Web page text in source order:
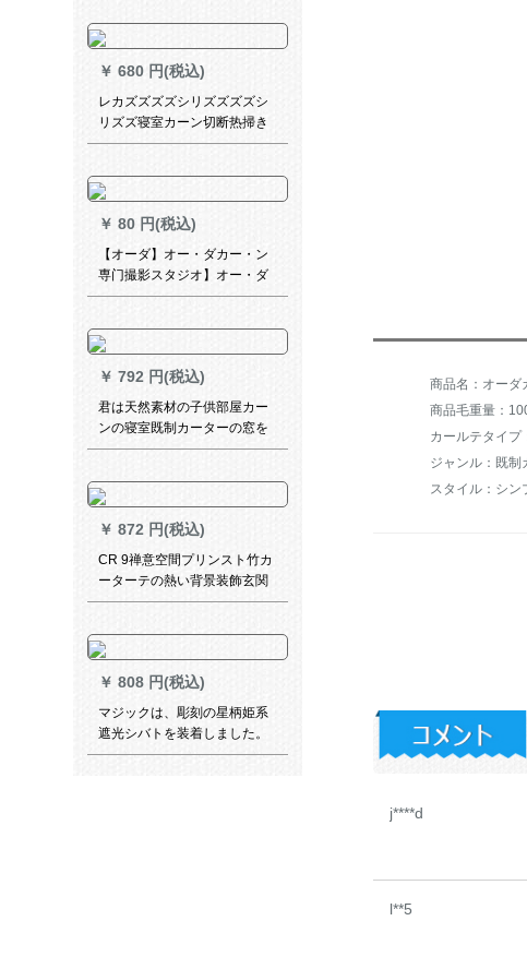
ステムシステム寝室ビエング
男の子部屋出窓つぎわわわわ
帆船-布ka teon 1メートル幅専
门撮影
￥ 680 円(税込)
レカズズズズシリズズズズシ
リズズ寝室カーン切断热掃き
出窓寝室出窓白纱2.5メトル幅
￥ 80 円(税込)
【オーダ】オー・ダカー・ン
専门撮影スタジオ】オー・ダ
カン専门撮影10元
￥ 792 円(税込)
君は天然素材の子供部屋カー
ンの寝室既制カーターの窓を
遮光した韩式姫系男の子の部
の短い米黄色+ピンの穴を注文
して、枚メメトルの材料金を
计算します。
￥ 872 円(税込)
CR 9禅意空間プリンスト竹カ
ーターテの熱い背景装飾玄関
掛画遮光茶楼禅の悟MK-ZL
￥ 808 円(税込)
マジックは、彫刻の星柄姫系
遮光シバトを装着しました。
寝室のレンタムの遮光布にレ-
商品毛重量：
カールテタイプ
スタイル：シン
j****d
l**5